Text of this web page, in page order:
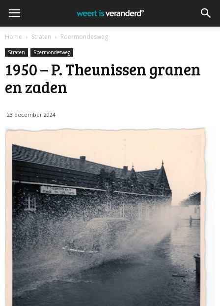
Home Straten Roermondesweg
Straten Roermondesweg
1950 – P. Theunissen granen
en zaden
23 december 2024